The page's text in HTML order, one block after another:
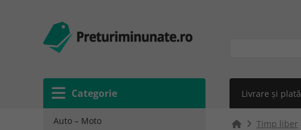
Categorie Livrare și plată
Auto – Moto Timp liber